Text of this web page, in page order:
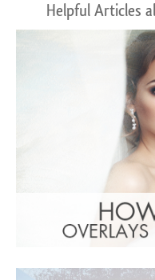
Helpful Articles